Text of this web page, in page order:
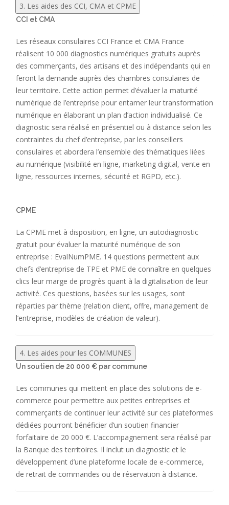
3. Les aides des CCI, CMA et CPME
CCI et CMA
Les réseaux consulaires CCI France et CMA France
réalisent 10 000 diagnostics numériques gratuits auprès
des commerçants, des artisans et des indépendants qui en
feront la demande auprès des chambres consulaires de
leur territoire. Cette action permet d’évaluer la maturité
numérique de l’entreprise pour entamer leur transformation
numérique en élaborant un plan d’action individualisé. Ce
diagnostic sera réalisé en présentiel ou à distance selon les
contraintes du chef d’entreprise, par les conseillers
consulaires et abordera l’ensemble des thématiques liées
au numérique (visibilité en ligne, marketing digital, vente en
ligne, ressources internes, sécurité et RGPD, etc.).
CPME
La CPME met à disposition, en ligne, un autodiagnostic
gratuit pour évaluer la maturité numérique de son
entreprise : EvalNumPME. 14 questions permettent aux
chefs d’entreprise de TPE et PME de connaître en quelques
clics leur marge de progrès quant à la digitalisation de leur
activité. Ces questions, basées sur les usages, sont
réparties par thème (relation client, offre, management de
l’entreprise, modèles de création de valeur).
4. Les aides pour les COMMUNES
Un soutien de 20 000 € par commune
Les communes qui mettent en place des solutions de e-
commerce pour permettre aux petites entreprises et
commerçants de continuer leur activité sur ces plateformes
dédiées pourront bénéficier d’un soutien financier
forfaitaire de 20 000 €. L’accompagnement sera réalisé par
la Banque des territoires. Il inclut un diagnostic et le
développement d’une plateforme locale de e-commerce,
de retrait de commandes ou de réservation à distance.